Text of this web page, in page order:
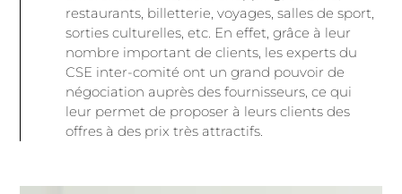
restaurants, billetterie, voyages, salles de sport,
sorties culturelles, etc. En effet, grâce à leur
nombre important de clients, les experts du
CSE inter-comité ont un grand pouvoir de
négociation auprès des fournisseurs, ce qui
leur permet de proposer à leurs clients des
offres à des prix très attractifs.